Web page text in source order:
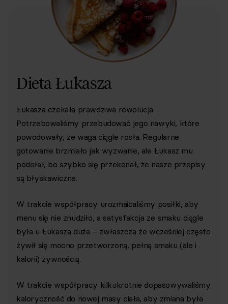
Dieta Łukasza
Łukasza czekała prawdziwa rewolucja.
Potrzebowaliśmy przebudować jego nawyki, które
powodowały, że waga ciągle rosła. Regularne
gotowanie brzmiało jak wyzwanie, ale Łukasz mu
podołał, bo szybko się przekonał, że nasze przepisy
są błyskawiczne.
W trakcie współpracy urozmaicaliśmy posiłki, aby
menu się nie znudziło, a satysfakcja ze smaku ciągle
była u Łukasza duża – zwłaszcza że wcześniej często
żywił się mocno przetworzoną, pełną smaku (ale i
kalorii) żywnością.
W trakcie współpracy kilkukrotnie dopasowywaliśmy
kaloryczność do nowej masy ciała, aby zmiana była